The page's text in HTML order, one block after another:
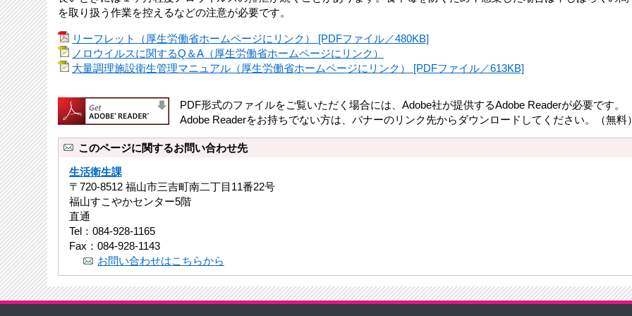
を取り扱う作業を控えるなどの注意が必要です。
リーフレット（厚生労働省ホームページにリンク） [PDFファイル／480KB]
ノロウイルスに関するQ＆A（厚生労働省ホームページにリンク）
大量調理施設衛生管理マニュアル（厚生労働省ホームページにリンク） [PDFファイル／613KB]
PDF形式のファイルをご覧いただく場合には、Adobe社が提供するAdobe Readerが必要です。
Adobe Readerをお持ちでない方は、バナーのリンク先からダウンロードしてください。（無料
このページに関するお問い合わせ先
生活衛生課
〒720-8512 福山市三吉町南二丁目11番22号
福山すこやかセンター5階
直通
Tel：084-928-1165
Fax：084-928-1143
お問い合わせはこちらから